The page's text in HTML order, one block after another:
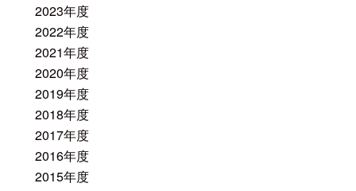
2023年度
2022年度
2021年度
2020年度
2019年度
2018年度
2017年度
2016年度
2015年度